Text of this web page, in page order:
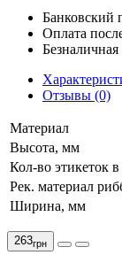
Банковский
Оплата
Безналичная
Отзывы (0)
Материал
Высота, мм
Кол-во этикеток
Рек. материал
Ширина, мм
263грн